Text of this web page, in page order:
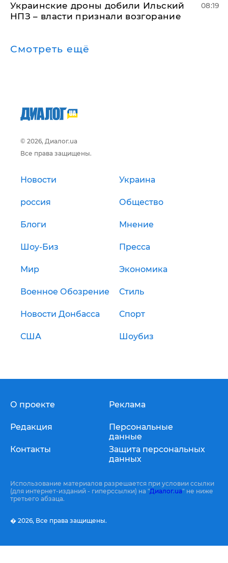
Украинские дроны добили Ильский
НПЗ – власти признали возгорание
08:19
Смотреть ещё
© 2026, Диалог.ua
Все права защищены.
Новости Украина
россия Общество
Блоги Мнение
Шоу-Биз Пресса
Мир Экономика
Военное Обозрение Стиль
Новости Донбасса Спорт
США Шоубиз
О проекте
Редакция
Контакты
Реклама
Персональные
данные
Защита персональных
данных
Использование материалов разрешается при условии ссылки
(для интернет-изданий - гиперссылки) на "Диалог.ua" не ниже
третьего абзаца.
� 2026, Все права защищены.